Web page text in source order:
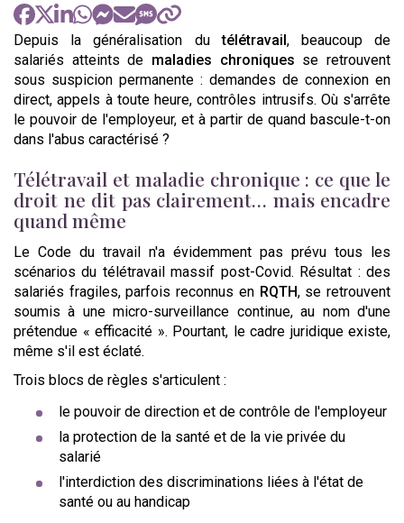
Depuis la généralisation dutélétravail, beaucoup de
salariés atteints de maladies chroniques se retrouvent
sous suspicion permanente : demandes de connexion en
direct, appels à toute heure, contrôles intrusifs. Où s'arrête
le pouvoir de l'employeur, et à partir de quand bascule-t-on
dans l'abus caractérisé ?
Télétravail et maladie chronique : ce que le
droit ne dit pas clairement… mais encadre
quand même
Le Code du travail n'a évidemment pas prévu tous les
scénarios du télétravail massif post-Covid. Résultat : des
salariés fragiles, parfois reconnus en RQTH, se retrouvent
soumis à une micro-surveillance continue, au nom d'une
prétendue « efficacité ». Pourtant, le cadre juridique existe,
même s'il est éclaté.
Trois blocs de règles s'articulent :
le pouvoir de direction et de contrôle de l'employeur
la protection de la santé et de la vie privée du
salarié
l'interdiction des discriminations liées à l'état de
santé ou au handicap